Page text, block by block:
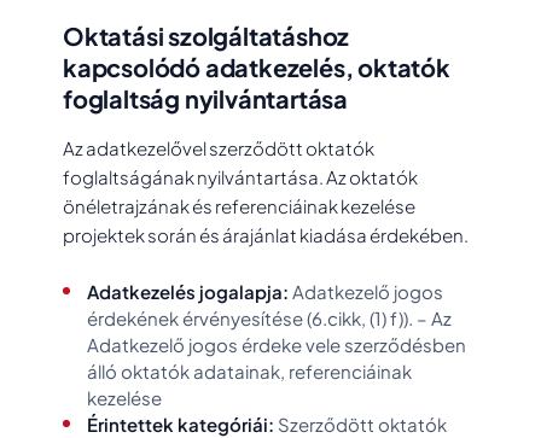
Oktatási szolgáltatáshoz
kapcsolódó adatkezelés, oktatók
foglaltság nyilvántartása
Az adatkezelővel szerződött oktatók
foglaltságának nyilvántartása. Az oktatók
önéletrajzának és referenciáinak kezelése
projektek során és árajánlat kiadása érdekében.
Adatkezelés jogalapja: Adatkezelő jogos
érdekének érvényesítése (6.cikk, (1) f)). – Az
Adatkezelő jogos érdeke vele szerződésben
álló oktatók adatainak, referenciáinak
kezelése
Érintettek kategóriái: Szerződött oktatók